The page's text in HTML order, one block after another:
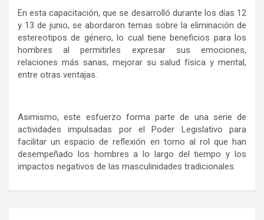
En esta capacitación, que se desarrolló durante los días 12
y 13 de junio, se abordaron temas sobre la eliminación de
estereotipos de género, lo cual tiene beneficios para los
hombres al permitirles expresar sus emociones,
relaciones más sanas, mejorar su salud física y mental,
entre otras ventajas.
Asimismo, este esfuerzo forma parte de una serie de
actividades impulsadas por el Poder Legislativo para
facilitar un espacio de reflexión en torno al rol que han
desempeñado los hombres a lo largo del tiempo y los
impactos negativos de las masculinidades tradicionales.